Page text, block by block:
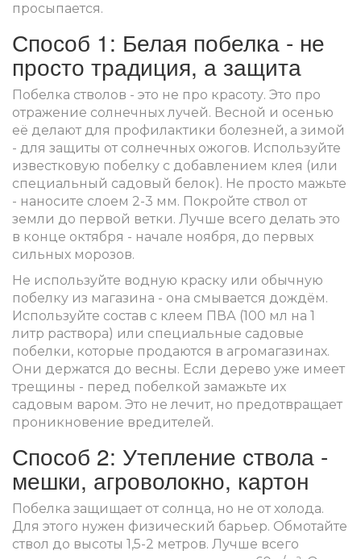
просыпается.
Способ 1: Белая побелка - не
просто традиция, а защита
Побелка стволов - это не про красоту. Это про
отражение солнечных лучей. Весной и осенью
её делают для профилактики болезней, а зимой
- для защиты от солнечных ожогов. Используйте
известковую побелку с добавлением клея (или
специальный садовый белок). Не просто мажьте
- наносите слоем 2-3 мм. Покройте ствол от
земли до первой ветки. Лучше всего делать это
в конце октября - начале ноября, до первых
сильных морозов.
Не используйте водную краску или обычную
побелку из магазина - она смывается дождём.
Используйте состав с клеем ПВА (100 мл на 1
литр раствора) или специальные садовые
побелки, которые продаются в агромагазинах.
Они держатся до весны. Если дерево уже имеет
трещины - перед побелкой замажьте их
садовым варом. Это не лечит, но предотвращает
проникновение вредителей.
Способ 2: Утепление ствола -
мешки, агроволокно, картон
Побелка защищает от солнца, но не от холода.
Для этого нужен физический барьер. Обмотайте
ствол до высоты 1,5-2 метров. Лучше всего